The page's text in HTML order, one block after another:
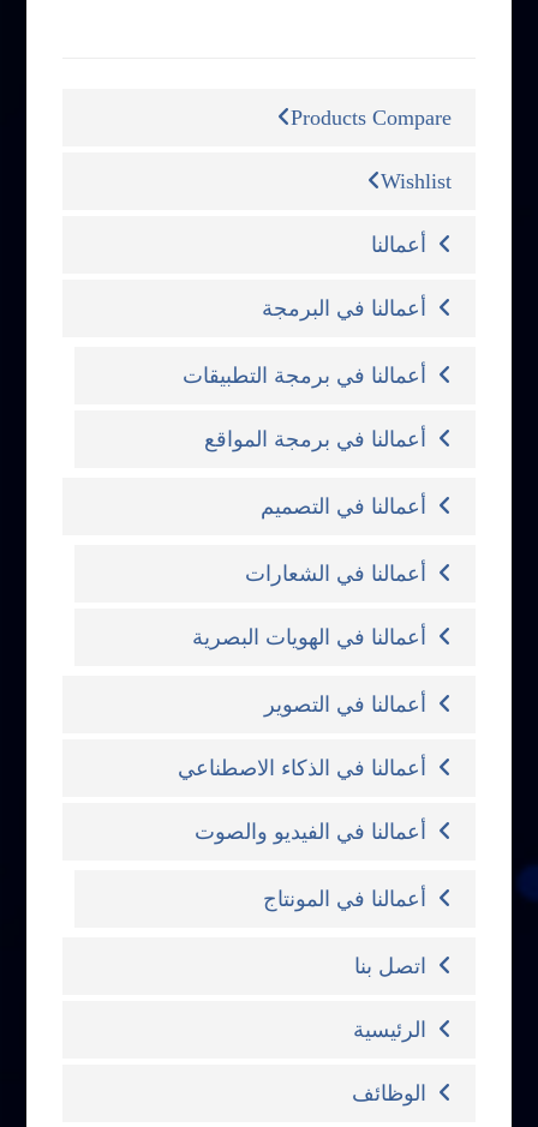
Products Compare
Wishlist
أعمالنا
أعمالنا في البرمجة
أعمالنا في برمجة التطبيقات
أعمالنا في برمجة المواقع
أعمالنا في التصميم
أعمالنا في الشعارات
أعمالنا في الهويات البصرية
أعمالنا في التصوير
أعمالنا في الذكاء الاصطناعي
أعمالنا في الفيديو والصوت
أعمالنا في المونتاج
اتصل بنا
الرئيسية
الوظائف